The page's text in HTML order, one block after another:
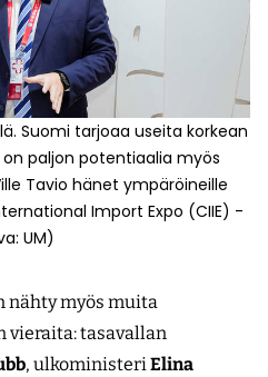
Suomi tarjoaa useita korkean
paljon potentiaalia myös
Tavio hänet ympäröineille
Import Expo (CIIE) -
UM)
nähty myös muita
vieraita: tasavallan
, ulkoministeriElina